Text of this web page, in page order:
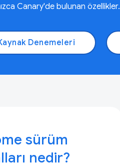
Canary'de bulunan özellikler.
Denemeleri
sürüm
nedir?